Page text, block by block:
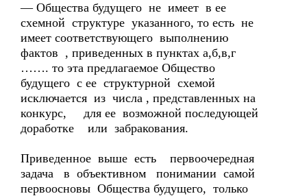
— Общества будущего не имеет в ее
схемной структуре указанного, то есть не
имеет соответствующего выполнению
фактов , приведенных в пунктах а,б,в,г
……. то эта предлагаемое Общество
будущего с ее структурной схемой
исключается из числа , представленных на
конкурс, для ее возможной последующей
доработке или забракования.
Приведенное выше есть первоочередная
задача в объективном понимании самой
первоосновы Общества будущего, только